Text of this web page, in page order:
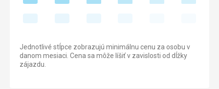
Jednotlivé stĺpce zobrazujú minimálnu cenu za osobu v
danom mesiaci. Cena sa môže líšiť v zavislosti od dĺžky
zájazdu.